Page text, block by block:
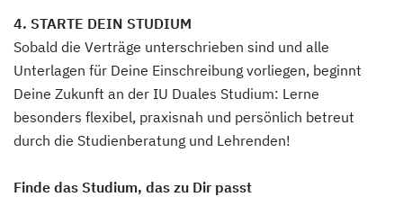
4. STARTE DEIN STUDIUM
Sobald die Verträge unterschrieben sind und alle
Unterlagen für Deine Einschreibung vorliegen, beginnt
Deine Zukunft an der IU Duales Studium: Lerne
besonders flexibel, praxisnah und persönlich betreut
durch die Studienberatung und Lehrenden!
Finde das Studium, das zu Dir passt